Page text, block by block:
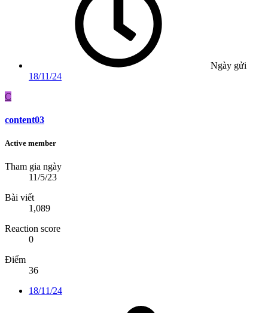
Ngày gửi
18/11/24
C
content03
Active member
Tham gia ngày
11/5/23
Bài viết
1,089
Reaction score
0
Điểm
36
18/11/24